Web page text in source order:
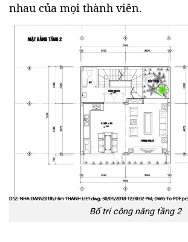
nhau của mọi thành viên.
Bố trí công năng tầng 2